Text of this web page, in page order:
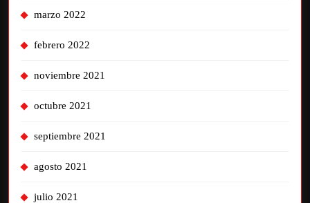
marzo 2022
febrero 2022
noviembre 2021
octubre 2021
septiembre 2021
agosto 2021
julio 2021